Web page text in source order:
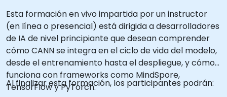
Esta formación en vivo impartida por un instructor
(en línea o presencial) está dirigida a desarrolladores
de IA de nivel principiante que desean comprender
cómo CANN se integra en el ciclo de vida del modelo,
desde el entrenamiento hasta el despliegue, y cómo
funciona con frameworks como MindSpore,
TensorFlow y PyTorch.
Al finalizar esta formación, los participantes podrán: